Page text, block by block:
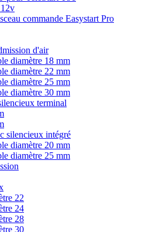
commande Easystart Pro
d'air
diamètre 18 mm
diamètre 22 mm
diamètre 25 mm
diamètre 30 mm
terminal
silencieux intégré
diamètre 20 mm
diamètre 25 mm
22
24
28
30